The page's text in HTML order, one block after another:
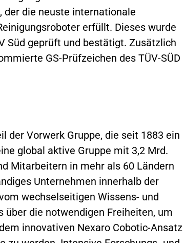
der die neuste internationale
erfüllt. Dieses wurde
Süd geprüft und bestätigt. Zusätzlich
GS-Prüfzeichen des TÜV-SÜD
der Vorwerk Gruppe, die seit 1883 ein
global aktive Gruppe mit 3,2 Mrd.
Mitarbeitern in mehr als 60 Ländern
Unternehmen innerhalb der
wechselseitigen Wissens- und
die notwendigen Freiheiten, um
innovativen Nexaro Cobotic-Ansatz